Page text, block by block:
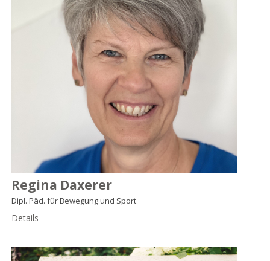
Regina Daxerer
Dipl. Päd. für Bewegung und Sport
Details